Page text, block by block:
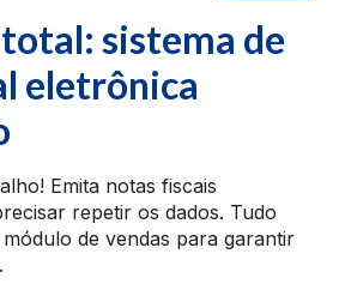
sistema de
eletrônica
Emita notas fiscais
repetir os dados. Tudo
de vendas para garantir